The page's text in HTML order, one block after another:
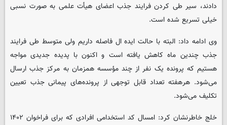
دادند، سیر طی کردن فرایند جذب اعضای هیأت علمی به صورت نسبی
خیلی تسریع شده است.
وی ادامه داد: البته با حالت ایده ال فاصله داریم ولی متوسط طی فرایند
جذب چندین ماه کاهش یافته است و اکنون با پدیده جدیدی مواجه
هستیم که پرونده یک نفر از چند مؤسسه همزمان به مرکز جذب ارسال
می‌شود. هرهفته تعداد قابل توجهی از پرونده‌های پیمانی جذب تعیین
تکلیف می‌شود.
خلج خاطرنشان کرد: امسال کد استخدامی افرادی که برای فراخوان ۱۴۰۲